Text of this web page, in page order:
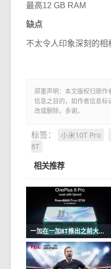
最高12 GB RAM
缺点
不太令人印象深刻的相
郑重声明：本文版权归原作
信息之目的，如作者信息标
改或删除，多谢。
标签： 小米10T Pro
8T
相关推荐
一加在一加8T推出之前大幅削减一加8系列的价格